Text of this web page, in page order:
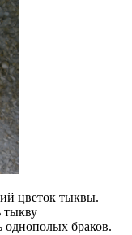
цветок тыквы.
тыкву
однополых браков.